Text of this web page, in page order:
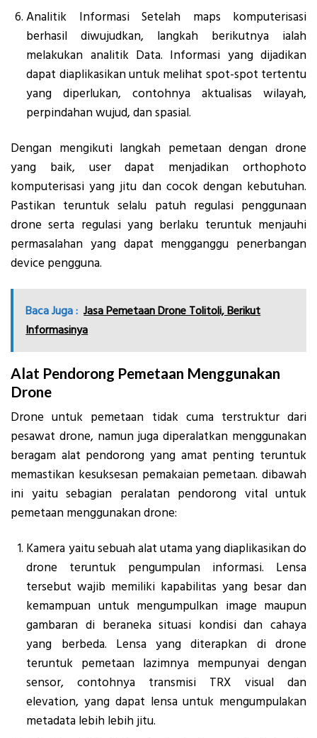
Analitik Informasi Setelah maps komputerisasi
berhasil diwujudkan, langkah berikutnya ialah
melakukan analitik Data. Informasi yang dijadikan
dapat diaplikasikan untuk melihat spot-spot tertentu
yang diperlukan, contohnya aktualisas wilayah,
perpindahan wujud, dan spasial.
Dengan mengikuti langkah pemetaan dengan drone
yang baik, user dapat menjadikan orthophoto
komputerisasi yang jitu dan cocok dengan kebutuhan.
Pastikan teruntuk selalu patuh regulasi penggunaan
drone serta regulasi yang berlaku teruntuk menjauhi
permasalahan yang dapat mengganggu penerbangan
device pengguna.
Baca Juga : Jasa Pemetaan Drone Tolitoli, Berikut
Informasinya
Alat Pendorong Pemetaan Menggunakan
Drone
Drone untuk pemetaan tidak cuma terstruktur dari
pesawat drone, namun juga diperalatkan menggunakan
beragam alat pendorong yang amat penting teruntuk
memastikan kesuksesan pemakaian pemetaan. dibawah
ini yaitu sebagian peralatan pendorong vital untuk
pemetaan menggunakan drone:
Kamera yaitu sebuah alat utama yang diaplikasikan do
drone teruntuk pengumpulan informasi. Lensa
tersebut wajib memiliki kapabilitas yang besar dan
kemampuan untuk mengumpulkan image maupun
gambaran di beraneka situasi kondisi dan cahaya
yang berbeda. Lensa yang diterapkan di drone
teruntuk pemetaan lazimnya mempunyai dengan
sensor, contohnya transmisi TRX visual dan
elevation, yang dapat lensa untuk mengumpulakan
metadata lebih lebih jitu.